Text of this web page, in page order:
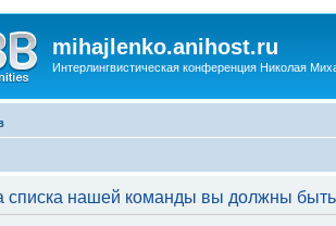
mihajlenko.anihost.ru
Интерлингвистическая конференция Николая
списка нашей команды вы должны